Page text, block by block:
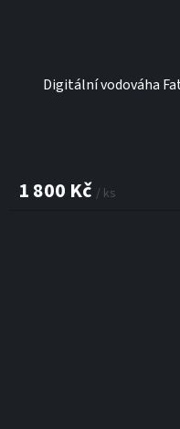
Digitální vodováha
1 800 Kč / ks